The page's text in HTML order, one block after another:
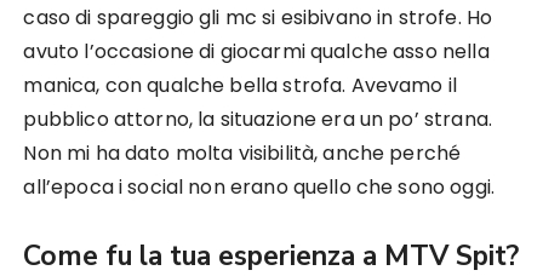
caso di spareggio gli mc si esibivano in strofe. Ho
avuto l’occasione di giocarmi qualche asso nella
manica, con qualche bella strofa. Avevamo il
pubblico attorno, la situazione era un po’ strana.
Non mi ha dato molta visibilità, anche perché
all’epoca i social non erano quello che sono oggi.
Come fu la tua esperienza a MTV Spit?